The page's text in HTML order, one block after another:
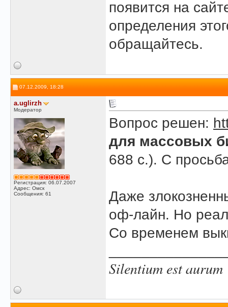
появится на
определения
обращайтесь.
07.12.2009, 18:28
a.uglirzh
Модератор
Регистрация: 06.07.2007
Адрес: Омск
Сообщения: 61
Вопрос решен:
для массовых
688 с.). С
Даже
оф-лайн. Но
Со временем
Silentium est aurum